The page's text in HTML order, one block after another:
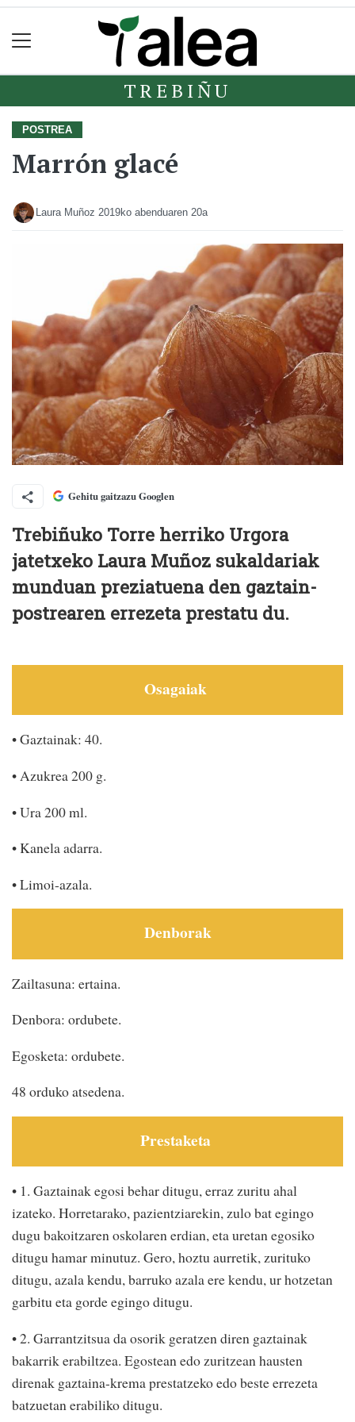
TREBIÑU
POSTREA
Marrón glacé
Laura Muñoz 2019ko abenduaren 20a
Gehitu gaitzazu Googlen
Trebiñuko Torre herriko Urgora
jatetxeko Laura Muñoz sukaldariak
munduan preziatuena den gaztain-
postrearen errezeta prestatu du.
Osagaiak
• Gaztainak: 40.
• Azukrea 200 g.
• Ura 200 ml.
• Kanela adarra.
• Limoi-azala.
Denborak
Zailtasuna: ertaina.
Denbora: ordubete.
Egosketa: ordubete.
48 orduko atsedena.
Prestaketa
• 1. Gaztainak egosi behar ditugu, erraz zuritu ahal
izateko. Horretarako, pazientziarekin, zulo bat egingo
dugu bakoitzaren oskolaren erdian, eta uretan egosiko
ditugu hamar minutuz. Gero, hoztu aurretik, zurituko
ditugu, azala kendu, barruko azala ere kendu, ur hotzetan
garbitu eta gorde egingo ditugu.
• 2. Garrantzitsua da osorik geratzen diren gaztainak
bakarrik erabiltzea. Egostean edo zuritzean hausten
direnak gaztaina-krema prestatzeko edo beste errezeta
batzuetan erabiliko ditugu.